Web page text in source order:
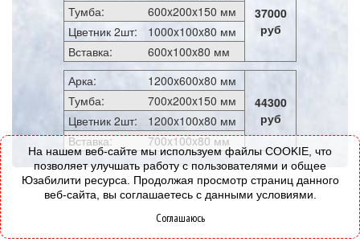
37000
руб
Тумба:
600x200x150 мм
Цветник 2шт:
1000x100x80 мм
Вставка:
600x100x80 мм
Арка:
1200x600x80 мм
44300
руб
Тумба:
700x200x150 мм
Цветник 2шт:
1200x100x80 мм
Вставка:
700x100x80 мм
На нашем веб-сайте мы используем файлы COOKIE, что
позволяет улучшать работу с пользователями и общее
Юзабилити ресурса. Продолжая просмотр страниц данного
веб-сайта, вы соглашаетесь с данными условиями.
Соглашаюсь